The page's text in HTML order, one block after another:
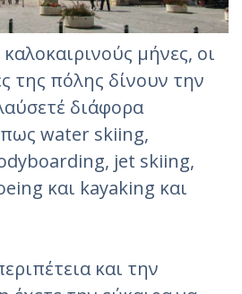
μήνες, οι
της πόλης δίνουν την
διάφορα
water skiing,
jet skiing,
και kayaking και
και την